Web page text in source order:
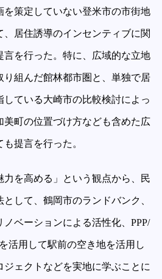
を策定していない登米市の市街地
居住誘導のインセンティブに関
言を行った。特に、広域的な立地
り組んだ館林都市圏と、単独で居
ている大崎市の比較検討によっ
美町の位置づけ方なども含めた広
提言を行った。
力を高める」という観点から、民
して、鶴岡市のランドバンク、
ベーションによる活性化、PPP/
活用して駅前の空き地を活用し
ェクトなどを実地に学ぶことに